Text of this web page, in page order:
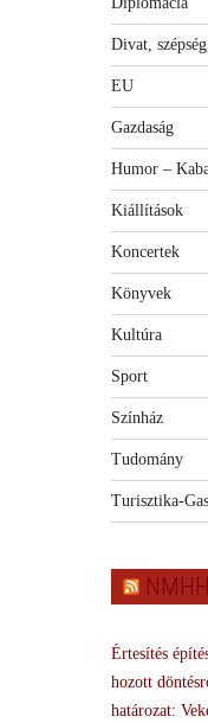
Divat,
EU
Gazdaság
Humor –
Kiállítások
Koncertek
Könyvek
Kultúra
Sport
Színház
Tudomány
Turisztika-
NMHH
Értesítés
hozott
határozat: